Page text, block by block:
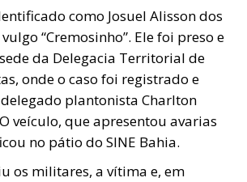
como Josuel Alisson dos
“Cremosinho”. Ele foi preso e
da Delegacia Territorial de
onde o caso foi registrado e
plantonista Charlton
veículo, que apresentou avarias
no pátio do SINE Bahia.
os militares, a vítima e, em